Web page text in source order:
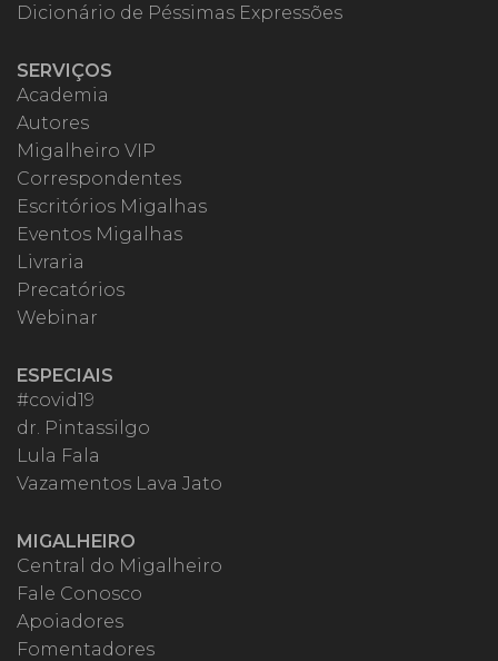
Dicionário de Péssimas Expressões
SERVIÇOS
Academia
Autores
Migalheiro VIP
Correspondentes
Escritórios Migalhas
Eventos Migalhas
Livraria
Precatórios
Webinar
ESPECIAIS
#covid19
dr. Pintassilgo
Lula Fala
Vazamentos Lava Jato
MIGALHEIRO
Central do Migalheiro
Fale Conosco
Apoiadores
Fomentadores